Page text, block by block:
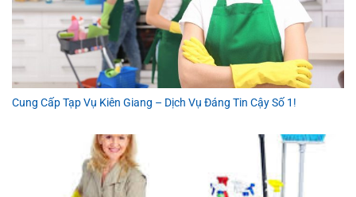
Cung Cấp Tạp Vụ Kiên Giang – Dịch Vụ Đáng Tin Cậy Số 1!